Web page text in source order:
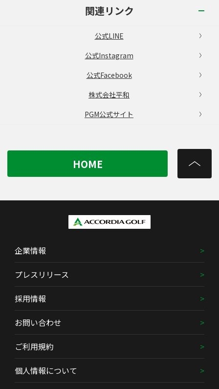
関連リンク
公式LINE
公式Instagram
公式Facebook
株式会社平和
PGM公式サイト
HOME
企業情報
プレスリリース
採用情報
お問い合わせ
ご利用規約
個人情報について